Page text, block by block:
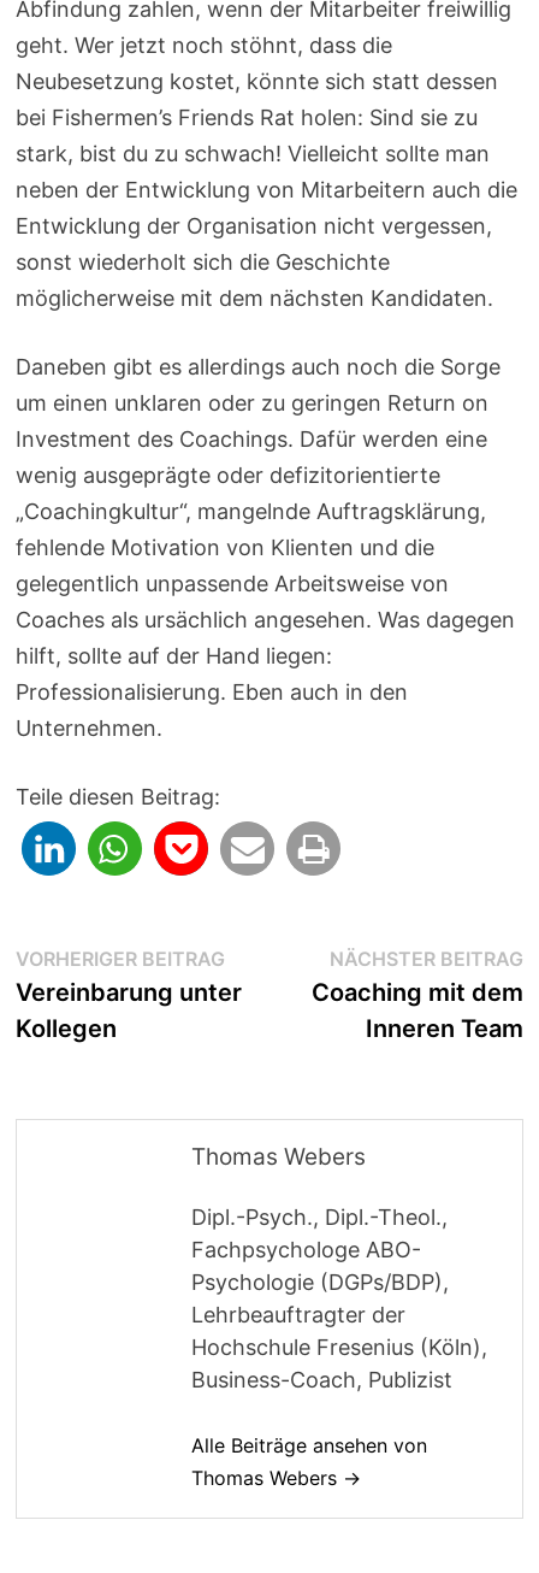
Abfindung zahlen, wenn der Mitarbeiter freiwillig
geht. Wer jetzt noch stöhnt, dass die
Neubesetzung kostet, könnte sich statt dessen
bei Fishermen’s Friends Rat holen: Sind sie zu
stark, bist du zu schwach! Vielleicht sollte man
neben der Entwicklung von Mitarbeitern auch die
Entwicklung der Organisation nicht vergessen,
sonst wiederholt sich die Geschichte
möglicherweise mit dem nächsten Kandidaten.
Daneben gibt es allerdings auch noch die Sorge
um einen unklaren oder zu geringen Return on
Investment des Coachings. Dafür werden eine
wenig ausgeprägte oder defizitorientierte
„Coachingkultur“, mangelnde Auftragsklärung,
fehlende Motivation von Klienten und die
gelegentlich unpassende Arbeitsweise von
Coaches als ursächlich angesehen. Was dagegen
hilft, sollte auf der Hand liegen:
Professionalisierung. Eben auch in den
Unternehmen.
Teile diesen Beitrag:
Beitragsnavigation
VORHERIGER BEITRAG Vorheriger
Beitrag:
Vereinbarung unter
Kollegen
NÄCHSTER BEITRAG
Coaching mit dem
Inneren Team
Thomas Webers
Dipl.-Psych., Dipl.-Theol.,
Fachpsychologe ABO-
Psychologie (DGPs/BDP),
Lehrbeauftragter der
Hochschule Fresenius (Köln),
Business-Coach, Publizist
Alle Beiträge ansehen von
Thomas Webers →